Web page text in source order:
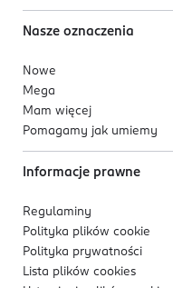
Nasze oznaczenia
Nowe
Mega
Mam więcej
Pomagamy jak umiemy
Informacje prawne
Regulaminy
Polityka plików cookie
Polityka prywatności
Lista plików cookies